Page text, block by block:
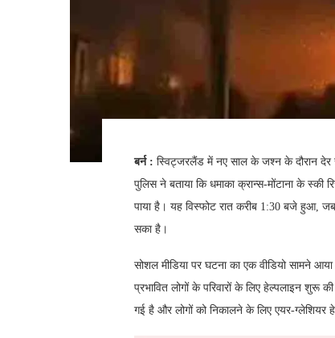
बर्न : स्विट्जरलैंड में नए साल के जश्न के दौरान देर
पुलिस ने बताया कि धमाका क्रान्स-मोंटाना के
पाया है। यह विस्फोट रात करीब 1:30 बजे हुआ,
सका है।
सोशल मीडिया पर घटना का एक वीडियो सामने
प्रभावित लोगों के परिवारों के लिए हेल्पलाइन शुरू
गई है और लोगों को निकालने के लिए एयर-ग्लेशियर